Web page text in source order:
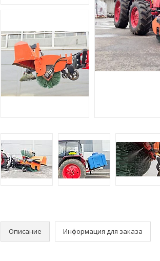
Описание Информация для заказа